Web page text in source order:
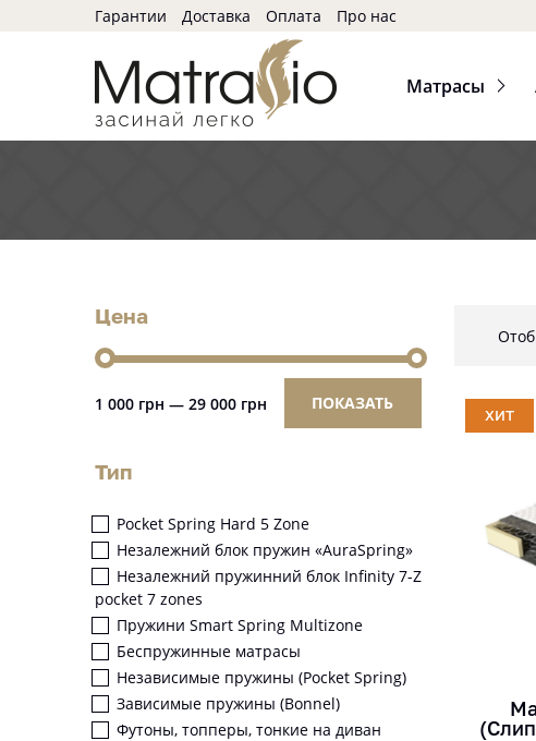
Гарантии Доставка Оплата Про нас
Матрасы
ХИТ
Цена
ПОКАЗАТЬ
1 000 грн — 29 000 грн
Тип
Pocket Spring Hard 5 Zone
Незалежний блок пружин «AuraSpring»
Незалежний пружинний блок Infinity 7-Z
pocket 7 zones
Пружини Smart Spring Multizone
Беспружинные матрасы
Независимые пружины (Pocket Spring)
Зависимые пружины (Bonnel)
Футоны, топперы, тонкие на диван